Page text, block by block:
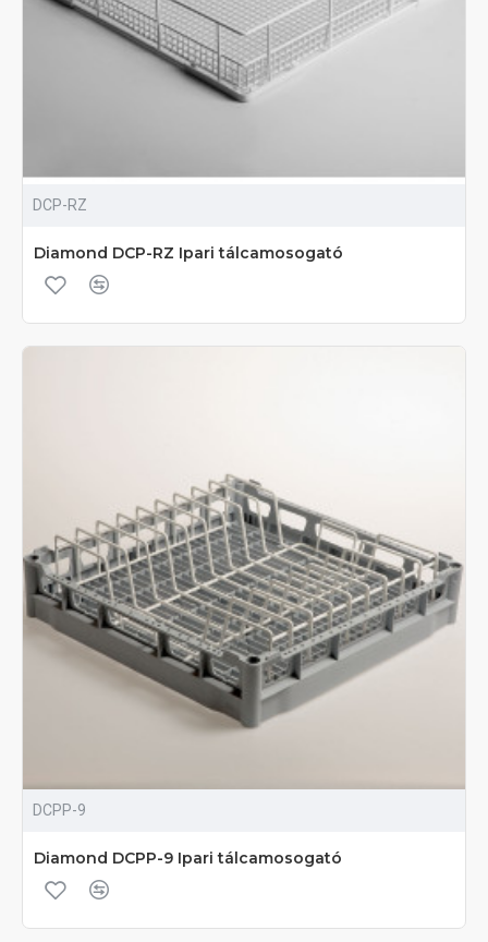
DCP-RZ
Diamond DCP-RZ Ipari tálcamosogató
DCPP-9
Diamond DCPP-9 Ipari tálcamosogató